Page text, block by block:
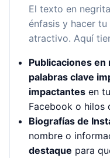
El texto en
énfasis y hacer
atractivo. Aquí
Publicaciones en
palabras clave
impactantes en
Facebook o hilos
Biografías de
nombre o
destaque para